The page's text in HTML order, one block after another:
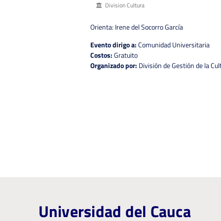
Division Cultura
Orienta: Irene del Socorro García
Evento dirigo a:Comunidad Universitaria
Costos:Gratuito
Organizado por: División de Gestión de la
Universidad del Cauca